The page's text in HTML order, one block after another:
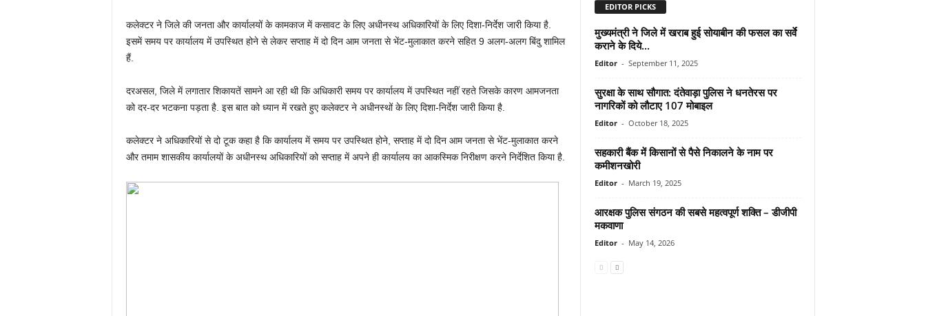
कलेक्टर ने जिले की जनता और कार्यालयों के कामकाज में कसावट के लिए अधीनस्थ अधिकारियों के लिए दिशा-निर्देश जारी किया है.
इसमें समय पर कार्यालय में उपस्थित होने से लेकर सप्ताह में दो दिन आम जनता से भेंट-मुलाकात करने सहित 9 अलग-अलग बिंदु शामिल
हैं.
दरअसल, जिले में लगातार शिकायतें सामने आ रही थी कि अधिकारी समय पर कार्यालय में उपस्थित नहीं रहते जिसके कारण आमजनता
को दर-दर भटकना पड़ता है. इस बात को ध्यान में रखते हुए कलेक्टर ने अधीनस्थों के लिए दिशा-निर्देश जारी किया है.
कलेक्टर ने अधिकारियों से दो टूक कहा है कि कार्यालय में समय पर उपस्थित होने, सप्ताह में दो दिन आम जनता से भेंट-मुलाकात करने
और तमाम शासकीय कार्यालयों के अधीनस्थ अधिकारियों को सप्ताह में अपने ही कार्यालय का आकस्मिक निरीक्षण करने निर्देशित किया है.
EDITOR PICKS
मुख्यमंत्री ने जिले में खराब हुई सोयाबीन की फसल का सर्वे
कराने के दिये...
Editor - September 11, 2025
सुरक्षा के साथ सौगात: दंतेवाड़ा पुलिस ने धनतेरस पर
नागरिकों को लौटाए 107 मोबाइल
Editor - October 18, 2025
सहकारी बैंक में किसानों से पैसे निकालने के नाम पर
कमीशनखोरी
Editor - March 19, 2025
आरक्षक पुलिस संगठन की सबसे महत्वपूर्ण शक्ति – डीजीपी
मकवाणा
Editor - May 14, 2026